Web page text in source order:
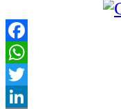
Facebook
WhatsApp
Twitter